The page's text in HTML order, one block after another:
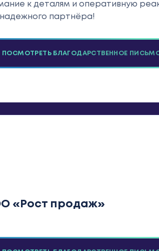
к деталям и оперативную
надежного партнёра!
ПОСМОТРЕТЬ БЛАГОДАРСТВЕННОЕ
«Рост продаж»